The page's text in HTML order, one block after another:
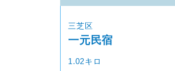
三芝区
一元民宿
1.02キロ